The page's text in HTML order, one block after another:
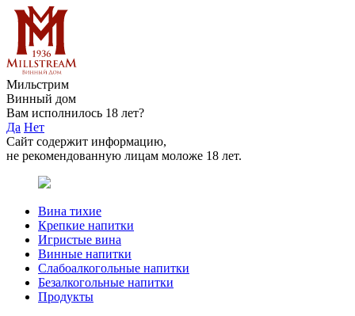
Мильстрим
Винный дом
Вам исполнилось 18 лет?
Да Нет
Сайт содержит информацию,
не рекомендованную лицам моложе 18 лет.
Вина тихие
Крепкие напитки
Игристые вина
Винные напитки
Слабоалкогольные напитки
Безалкогольные напитки
Продукты